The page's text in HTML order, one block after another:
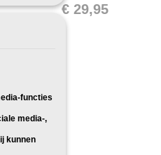
€ 29,95
functies
media-,
kunnen